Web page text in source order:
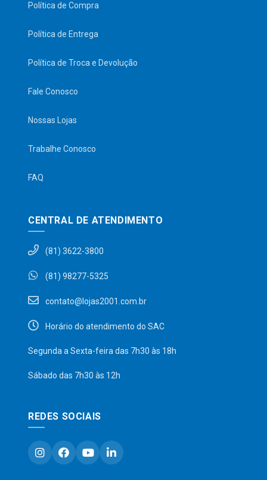
Política de Compra
Política de Entrega
Política de Troca e Devolução
Fale Conosco
Nossas Lojas
Trabalhe Conosco
FAQ
CENTRAL DE ATENDIMENTO
(81) 3622-3800
(81) 98277-5325
contato@lojas2001.com.br
Horário do atendimento do SAC
Segunda a Sexta-feira das 7h30 às 18h
Sábado das 7h30 às 12h
REDES SOCIAIS